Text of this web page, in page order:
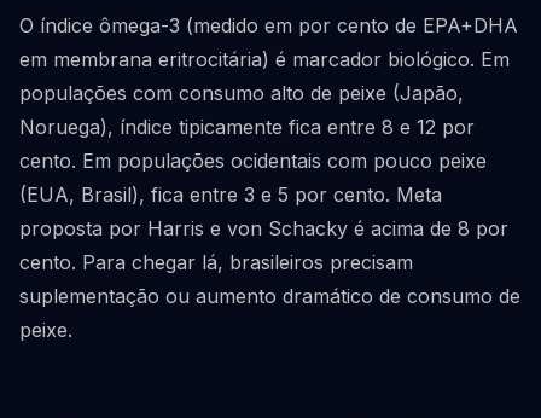
O índice ômega-3 (medido em por cento de EPA+DHA
em membrana eritrocitária) é marcador biológico. Em
populações com consumo alto de peixe (Japão,
Noruega), índice tipicamente fica entre 8 e 12 por
cento. Em populações ocidentais com pouco peixe
(EUA, Brasil), fica entre 3 e 5 por cento. Meta
proposta por Harris e von Schacky é acima de 8 por
cento. Para chegar lá, brasileiros precisam
suplementação ou aumento dramático de consumo de
peixe.